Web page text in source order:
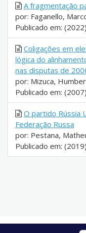
A fragmentação
por: Faganello,
Publicado em: (2022)
Coligações em
lógica do
nas disputas de
por: Mizuca,
Publicado em: (2007)
O partido Rússia
Federação Russa
por: Pestana,
Publicado em: (2019)